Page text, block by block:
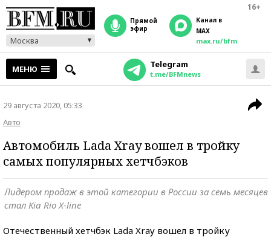
16+
Москва
прямой
эфир
Канал в
MAX
max.ru/bfm
МЕНЮ Telegram
t.me/BFMnews
29 августа 2020, 05:33
Авто
Автомобиль Lada Xray вошел в тройку
самых популярных хетчбэков
Лидером продаж в этой категории в России за семь месяцев
стал Kia Rio X-line
Отечественный хетчбэк Lada Xray вошел в тройку